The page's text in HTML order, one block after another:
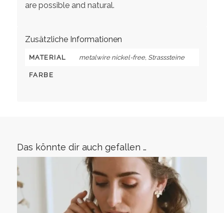
are possible and natural.
Zusätzliche Informationen
MATERIAL metalwire nickel-free, Strasssteine
FARBE
Das könnte dir auch gefallen …